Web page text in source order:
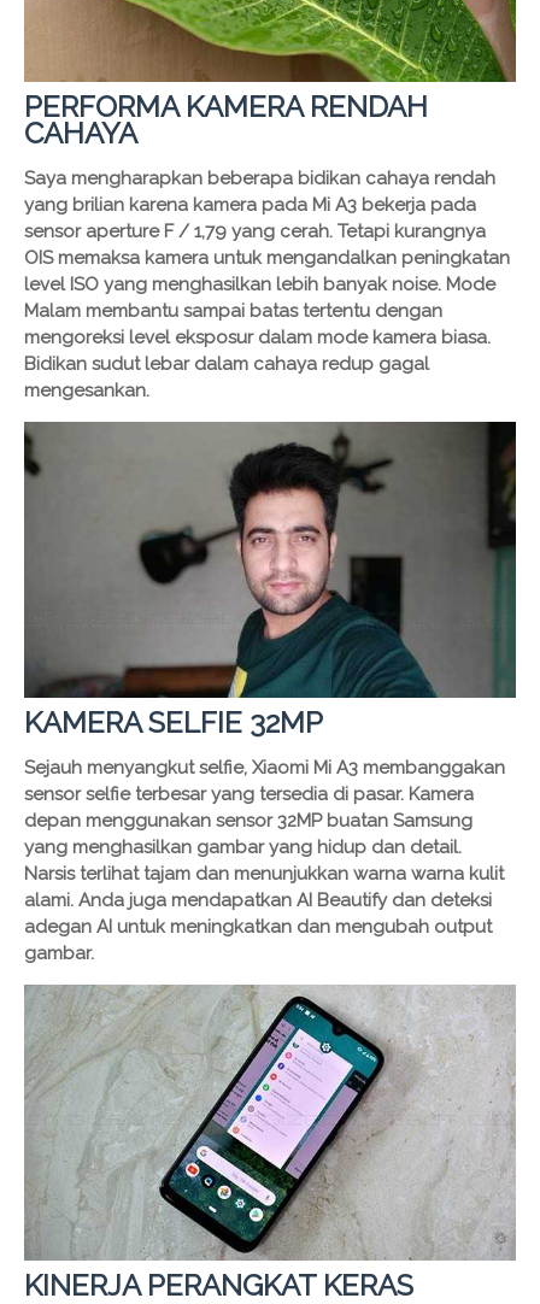
PERFORMA KAMERA RENDAH
CAHAYA
Saya mengharapkan beberapa bidikan cahaya rendah
yang brilian karena kamera pada Mi A3 bekerja pada
sensor aperture F / 1,79 yang cerah. Tetapi kurangnya
OIS memaksa kamera untuk mengandalkan peningkatan
level ISO yang menghasilkan lebih banyak noise. Mode
Malam membantu sampai batas tertentu dengan
mengoreksi level eksposur dalam mode kamera biasa.
Bidikan sudut lebar dalam cahaya redup gagal
mengesankan.
KAMERA SELFIE 32MP
Sejauh menyangkut selfie, Xiaomi Mi A3 membanggakan
sensor selfie terbesar yang tersedia di pasar. Kamera
depan menggunakan sensor 32MP buatan Samsung
yang menghasilkan gambar yang hidup dan detail.
Narsis terlihat tajam dan menunjukkan warna warna kulit
alami. Anda juga mendapatkan AI Beautify dan deteksi
adegan AI untuk meningkatkan dan mengubah output
gambar.
KINERJA PERANGKAT KERAS